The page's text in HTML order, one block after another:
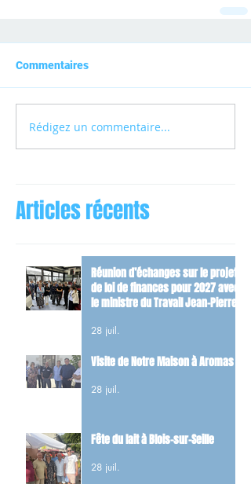
Commentaires
Rédigez un commentaire...
Articles récents
Réunion d’échanges sur le projet
de loi de finances pour 2027 avec
le ministre du Travail Jean-Pierre
28 juil.
Visite de Notre Maison à Aromas
28 juil.
Fête du lait à Blois-sur-Seille
28 juil.